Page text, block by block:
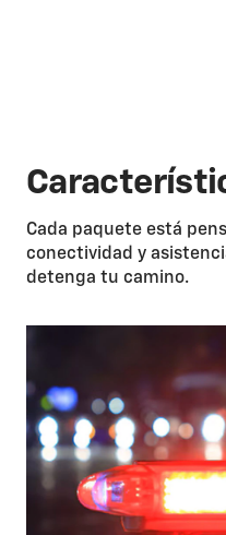
Cada paquete está
conectividad y
detenga tu camino.